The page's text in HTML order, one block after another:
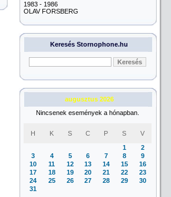
1983 - 1986
OLAV FORSBERG
Keresés Stornophone.hu
augusztus 2026
Nincsenek események a hónapban.
H K S C P S
V
1
2
3
4 5 6 7 8
9
10
11 12 13 14 15
16
17
18 19 20 21 22
23
24
25 26 27 28 29
30
31